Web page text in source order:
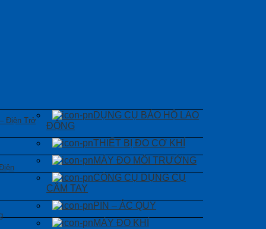
Điện Trở
DỤNG CỤ BẢO HỘ LAO
ĐỘNG
THIẾT BỊ ĐO CƠ KHÍ
MÁY ĐO MÔI TRƯỜNG
CÔNG CỤ DỤNG CỤ
CẦM TAY
PIN – ẮC QUY
MÁY ĐO KHÍ